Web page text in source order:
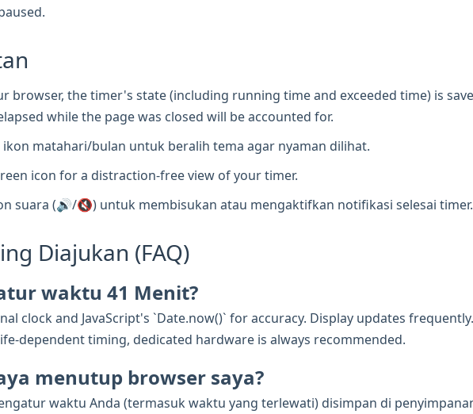
browser, the timer's state (including running time and exceeded time) is
while the page was closed will be accounted for.
ikon matahari/bulan untuk beralih tema agar nyaman dilihat.
icon for a distraction-free view of your timer.
suara (🔊/🔇) untuk membisukan atau mengaktifkan notifikasi selesai timer.
Diajukan (FAQ)
waktu 41 Menit?
clock and JavaScript's `Date.now()` for accuracy. Display updates
dependent timing, dedicated hardware is always recommended.
menutup browser saya?
waktu Anda (termasuk waktu yang terlewati) disimpan di